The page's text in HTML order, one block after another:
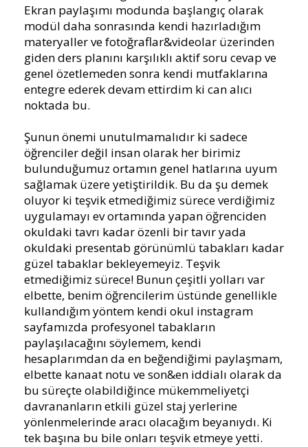
Ekran paylaşımı modunda başlangıç olarak
modül daha sonrasında kendi hazırladığım
materyaller ve fotoğraflar&videolar üzerinden
giden ders planını karşılıklı aktif soru cevap ve
genel özetlemeden sonra kendi mutfaklarına
entegre ederek devam ettirdim ki can alıcı
noktada bu.
Şunun önemi unutulmamalıdır ki sadece
öğrenciler değil insan olarak her birimiz
bulunduğumuz ortamın genel hatlarına uyum
sağlamak üzere yetiştirildik. Bu da şu demek
oluyor ki teşvik etmediğimiz sürece verdiğimiz
uygulamayı ev ortamında yapan öğrenciden
okuldaki tavrı kadar özenli bir tavır yada
okuldaki presentab görünümlü tabakları kadar
güzel tabaklar bekleyemeyiz. Teşvik
etmediğimiz sürece! Bunun çeşitli yolları var
elbette, benim öğrencilerim üstünde genellikle
kullandığım yöntem kendi okul instagram
sayfamızda profesyonel tabakların
paylaşılacağını söylemem, kendi
hesaplarımdan da en beğendiğimi paylaşmam,
elbette kanaat notu ve son&en iddialı olarak da
bu süreçte olabildiğince mükemmeliyetçi
davrananların etkili güzel staj yerlerine
yönlenmelerinde aracı olacağım beyanıydı. Ki
tek başına bu bile onları teşvik etmeye yetti.